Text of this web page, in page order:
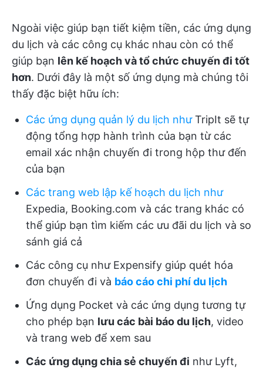
Ngoài việc giúp bạn tiết kiệm tiền, các ứng dụng
du lịch và các công cụ khác nhau còn có thể
giúp bạn lên kế hoạch và tổ chức chuyến đi tốt
hơn. Dưới đây là một số ứng dụng mà chúng tôi
thấy đặc biệt hữu ích:
Các ứng dụng quản lý du lịch nhưTripIt sẽ tự
động tổng hợp hành trình của bạn từ các
email xác nhận chuyến đi trong hộp thư đến
của bạn
Các trang web lập kế hoạch du lịch như
Expedia, Booking.com và các trang khác có
thể giúp bạn tìm kiếm các ưu đãi du lịch và so
sánh giá cả
Các công cụ như Expensify giúp quét hóa
đơn chuyến đi và báo cáo chi phí du lịch
Ứng dụng Pocket và các ứng dụng tương tự
cho phép bạn lưu các bài báo du lịch, video
và trang web để xem sau
Các ứng dụng chia sẻ chuyến đi như Lyft,